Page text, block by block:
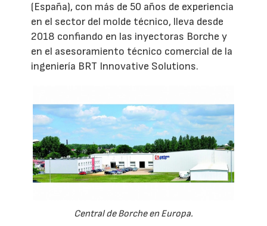
(España), con más de 50 años de experiencia
en el sector del molde técnico, lleva desde
2018 confiando en las inyectoras Borche y
en el asesoramiento técnico comercial de la
ingeniería BRT Innovative Solutions.
Central de Borche en Europa.